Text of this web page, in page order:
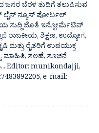
ಜನರ ಬೆರಳ ತುದಿಗೆ ತಲುಪಿಸುವ
ಲೈನ್ ನ್ಯೂಸ್ ಪೋರ್ಟಲ್
ಸುದ್ದಿ ಜೊತೆ ಇನ್ಫೋರ್ಮೆಟಿವ್
ರಾಜಕೀಯ, ಶಿಕ್ಷಣ, ಉದ್ಯೋಗ,
ಮತ್ತು ರೈತರಿಗೆ ಉಪಯುಕ್ತ
ಮಾಹಿತಿ, ಸಲಹೆ, ಸೂಚನೆ
Editor: munikondajji,
e-mail: